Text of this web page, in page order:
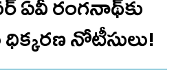
ఏవీ రంగనాథ్‌కు
నోటీసులు!